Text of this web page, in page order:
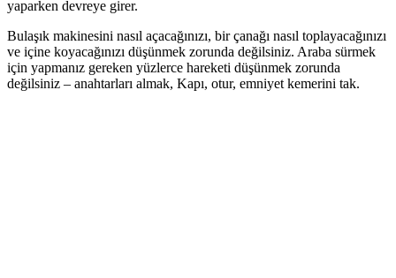
yaparken devreye girer.
Bulaşık makinesini nasıl açacağınızı, bir çanağı nasıl toplayacağınızı
ve içine koyacağınızı düşünmek zorunda değilsiniz. Araba sürmek
için yapmanız gereken yüzlerce hareketi düşünmek zorunda
değilsiniz – anahtarları almak, Kapı, otur, emniyet kemerini tak.